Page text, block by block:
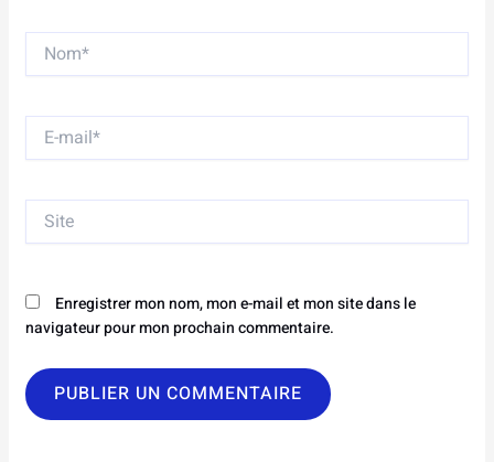
Nom*
mail*
Site
Enregistrer mon nom, mon e-mail et mon site dans le
navigateur pour mon prochain commentaire.